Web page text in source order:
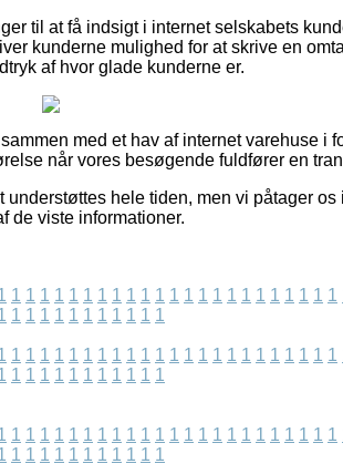
til at få indsigt i internet selskabets
kunderne mulighed for at skrive en
af hvor glade kunderne er.
med et hav af internet varehuse i
når vores besøgende fuldfører en
hele tiden, men vi påtager os
de viste informationer.
1 1 1 1 1 1 1 1 1 1 1 1 1 1 1 1 1 1 1 1 1 1 1
1 1 1 1 1 1 1 1 1 1 1
1 1 1 1 1 1 1 1 1 1 1 1 1 1 1 1 1 1 1 1 1 1 1
1 1 1 1 1 1 1 1 1 1 1
1 1 1 1 1 1 1 1 1 1 1 1 1 1 1 1 1 1 1 1 1 1 1
1 1 1 1 1 1 1 1 1 1 1